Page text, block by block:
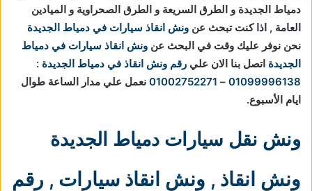
دمياط الجديدة و الطرق السريعة و الطرق الصحراوية و الميادين
العامة , اذا كنت تبحث عن ونش انقاذ سيارات في دمياط الجديدة
نحن نوفر عليك وقت في البحث عن ونش انقاذ سيارات في دمياط
الجديدة اتصل بنا الان علي رقم ونش انقاذ في دمياط الجديدة :
01099996138
–
01002752271 نعمل علي مدار الساعة طوال
ايام الأسبوع.
ونش نقل سيارات دمياط الجديدة
ونش انقاذ , ونش انقاذ سيارات , رقم